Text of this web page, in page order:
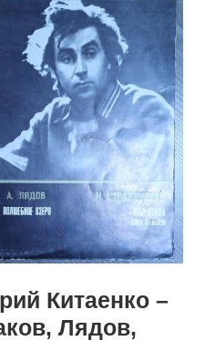
Китаенко –
Лядов,